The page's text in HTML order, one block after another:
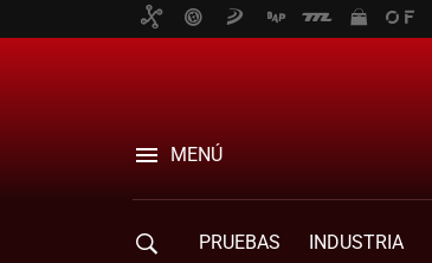
MENÚ
PRUEBAS INDUSTRIA